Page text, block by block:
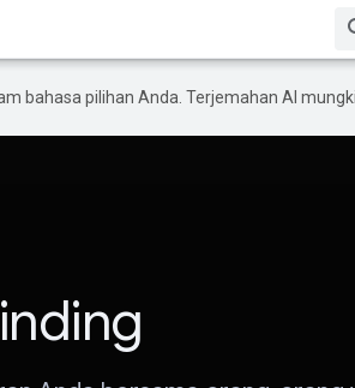
bahasa pilihan Anda. Terjemahan AI